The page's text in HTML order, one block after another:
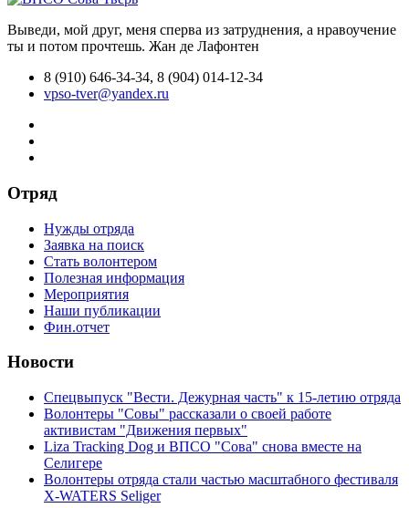
Выведи, мой друг, меня сперва из затруднения, а нравоучение
ты и потом прочтешь. Жан де Лафонтен
8 (910) 646-34-34, 8 (904) 014-12-34
vpso-tver@yandex.ru
Отряд
Нужды отряда
Заявка на поиск
Стать волонтером
Полезная информация
Мероприятия
Наши публикации
Фин.отчет
Новости
Спецвыпуск "Вести. Дежурная часть" к 15-летию отряда
Волонтеры "Совы" рассказали о своей работе
активистам "Движения первых"
Liza Tracking Dog и ВПСО "Сова" снова вместе на
Селигере
Волонтеры отряда стали частью масштабного фестиваля
X-WATERS Seliger